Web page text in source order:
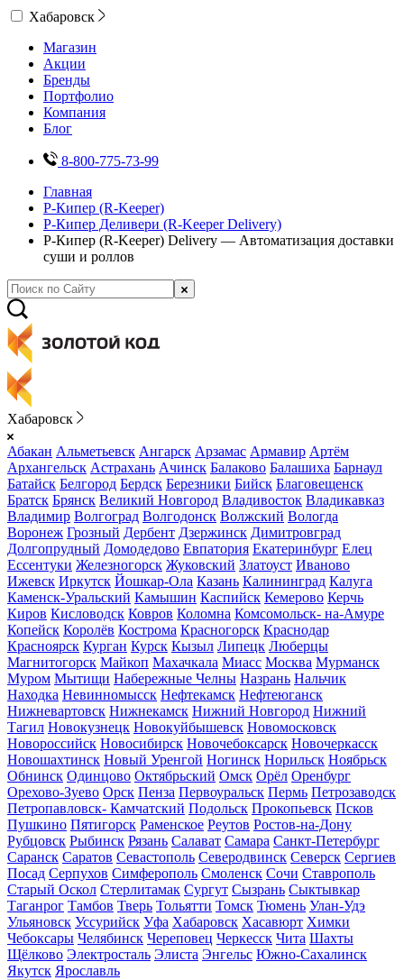
Хабаровск
Магазин
Акции
Бренды
Портфолио
Компания
Блог
8-800-775-73-99
Главная
Р-Кипер (R-Keeper)
Р-Кипер Деливери (R-Keeper Delivery)
Р-Кипер (R-Keeper) Delivery — Автоматизация доставки
суши и роллов
Хабаровск
Абакан Альметьевск Ангарск Арзамас Армавир Артём
Архангельск Астрахань Ачинск Балаково Балашиха Барнаул
Батайск Белгород Бердск Березники Бийск Благовещенск
Братск Брянск Великий Новгород Владивосток Владикавказ
Владимир Волгоград Волгодонск Волжский Вологда
Воронеж Грозный Дербент Дзержинск Димитровград
Долгопрудный Домодедово Евпатория Екатеринбург Елец
Ессентуки Железногорск Жуковский Златоуст Иваново
Ижевск Иркутск Йошкар-Ола Казань Калининград Калуга
Каменск-Уральский Камышин Каспийск Кемерово Керчь
Киров Кисловодск Ковров Коломна Комсомольск- на-Амуре
Копейск Королёв Кострома Красногорск Краснодар
Красноярск Курган Курск Кызыл Липецк Люберцы
Магнитогорск Майкоп Махачкала Миасс Москва Мурманск
Муром Мытищи Набережные Челны Назрань Нальчик
Находка Невинномысск Нефтекамск Нефтеюганск
Нижневартовск Нижнекамск Нижний Новгород Нижний
Тагил Новокузнецк Новокуйбышевск Новомосковск
Новороссийск Новосибирск Новочебоксарск Новочеркасск
Новошахтинск Новый Уренгой Ногинск Норильск Ноябрьск
Обнинск Одинцово Октябрьский Омск Орёл Оренбург
Орехово-Зуево Орск Пенза Первоуральск Пермь Петрозаводск
Петропавловск- Камчатский Подольск Прокопьевск Псков
Пушкино Пятигорск Раменское Реутов Ростов-на-Дону
Рубцовск Рыбинск Рязань Салават Самара Санкт-Петербург
Саранск Саратов Севастополь Северодвинск Северск Сергиев
Посад Серпухов Симферополь Смоленск Сочи Ставрополь
Старый Оскол Стерлитамак Сургут Сызрань Сыктывкар
Таганрог Тамбов Тверь Тольятти Томск Тюмень Улан-Удэ
Ульяновск Уссурийск Уфа Хабаровск Хасавюрт Химки
Чебоксары Челябинск Череповец Черкесск Чита Шахты
Щёлково Электросталь Элиста Энгельс Южно-Сахалинск
Якутск Ярославль